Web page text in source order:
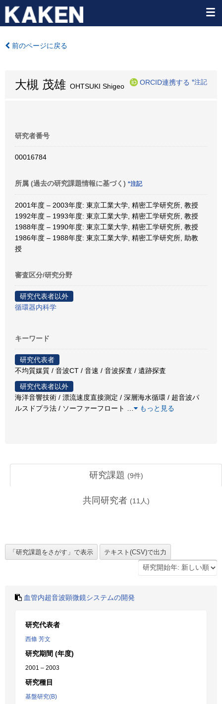
前のページに戻る
大槻 茂雄 OHTSUKI Shigeo
ORCID連携する *注記
研究者番号
00016784
所属 (過去の研究課題情報に基づく) *注記
2001年度 – 2003年度: 東京工業大学, 精密工学研究所, 教授
1992年度 – 1993年度: 東京工業大学, 精密工学研究所, 教授
1988年度 – 1990年度: 東京工業大学, 精密工学研究所, 教授
1986年度 – 1988年度: 東京工業大学, 精密工学研究所, 助教
授
審査区分/研究分野
研究代表者以外
循環器内科学
キーワード
研究代表者
不均質媒質 / 音波CT / 音速 / 音波探査 / 遺跡探査
研究代表者以外
海洋音響技術 / 漂流速度直接測定 / 深層海水循環 / 超音波パ
ルスドプラ法 / ソーファーフロート
もっと見る
研究課題 (9件)
共同研究者 (11 人)
血管内超音波顕微鏡システムの開発
研究代表者
西條 芳文
研究期間 (年度)
2001 – 2003
研究種目
基盤研究(B)